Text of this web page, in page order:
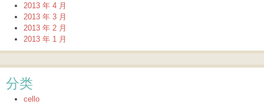
2013 年 4 月
2013 年 3 月
2013 年 2 月
2013 年 1 月
分类
cello